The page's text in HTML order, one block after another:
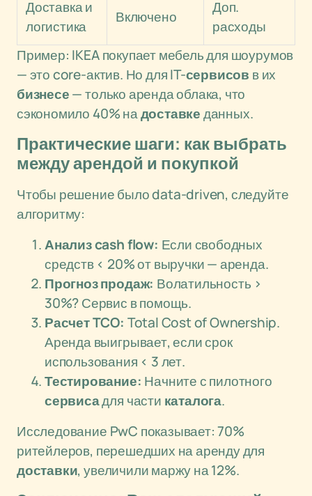
Доставка и
логистика
Включено
Доп.
расходы
Пример: IKEA покупает мебель для шоурумов
— это core-актив. Но для IT-сервисов в их
бизнесе— только аренда облака, что
сэкономило 40% надоставкеданных.
Практические шаги: как выбрать
между арендой и покупкой
Чтобы решение было data-driven, следуйте
алгоритму:
Анализ cash flow: Если свободных
средств < 20% от выручки — аренда.
Прогноз продаж: Волатильность >
30%? Сервис в помощь.
Расчет TCO: Total Cost of Ownership.
Аренда выигрывает, если срок
использования < 3 лет.
Тестирование: Начните с пилотного
сервисадля части каталога.
Исследование PwC показывает: 70%
ритейлеров, перешедших на аренду для
доставки, увеличили маржу на 12%.